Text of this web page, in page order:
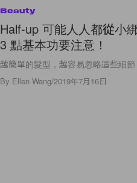
Beauty
Half-up 可能人人都從小
3 點基本功要注意！
越簡單的髮型，越容易忽略這些細節
By Ellen Wang/2019年7月16日